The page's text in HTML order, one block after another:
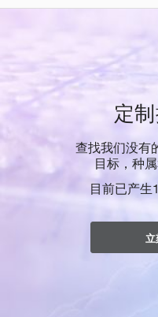
定
查找我们没有
目标，种
目前已产生
立